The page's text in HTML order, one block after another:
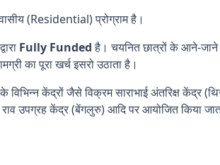
(Residential) प्रोग्राम है।
Fully Fundedहै। चयनित छात्रों के आने-जाने
का पूरा खर्च इसरो उठाता है।
विभिन्न केंद्रों जैसे विक्रम साराभाई अंतरिक्ष केंद्र
उपग्रह केंद्र (बेंगलुरु) आदि पर आयोजित किया